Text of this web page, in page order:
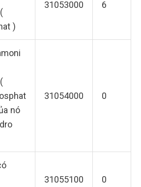
)
31053000 6
nó
31054000 0
31055100 0